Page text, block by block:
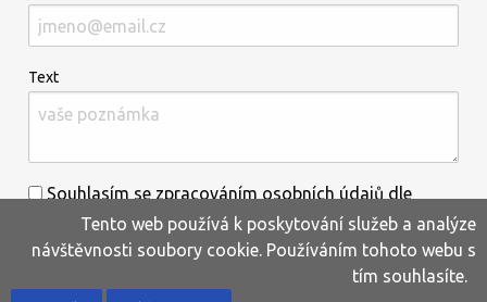
Text
Souhlasím se zpracováním osobních údajů dle
informací uvedenýchzde.*
Tento web používá k poskytování služeb a analýze
návštěvnosti soubory cookie. Používáním tohoto webu s
tím souhlasíte.